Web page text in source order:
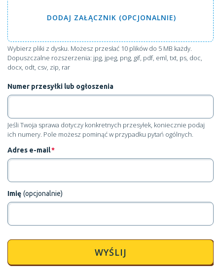
DODAJ ZAŁĄCZNIK (OPCJONALNIE)
Wybierz pliki z dysku. Możesz przesłać 10 plików do 5 MB każdy.
Dopuszczalne rozszerzenia: jpg, jpeg, png, gif, pdf, eml, txt, ps, doc,
docx, odt, csv, zip, rar
Numer przesyłki lub ogłoszenia
Jeśli Twoja sprawa dotyczy konkretnych przesyłek, koniecznie podaj
ich numery. Pole możesz pominąć w przypadku pytań ogólnych.
Adres e-mail*
Imię (opcjonalnie)
WYŚLIJ